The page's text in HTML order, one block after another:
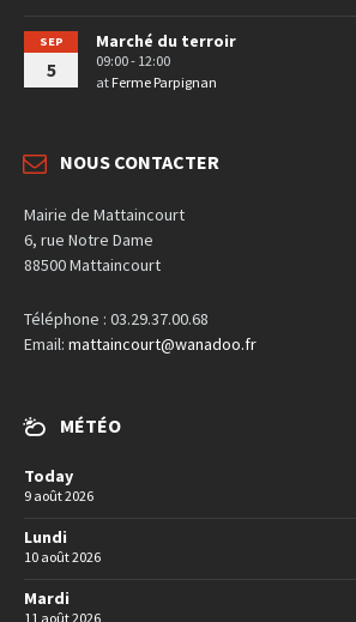
SEP
5
Marché du terroir
09:00 - 12:00
at Ferme Parpignan
NOUS CONTACTER
Mairie de Mattaincourt
6, rue Notre Dame
88500 Mattaincourt
Téléphone : 03.29.37.00.68
Email: mattaincourt@wanadoo.fr
MÉTÉO
Today
9 août 2026
Lundi
10 août 2026
Mardi
11 août 2026